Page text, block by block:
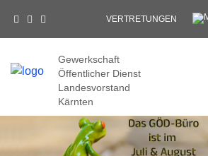
VERTRETUNGEN
Gewerkschaft
Öffentlicher Dienst
Landesvorstand
Kärnten